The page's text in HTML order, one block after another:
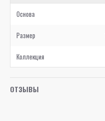
Основа
Размер
Коллекция
ОТЗЫВЫ